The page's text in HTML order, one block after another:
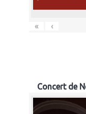
« ‹
Concert de